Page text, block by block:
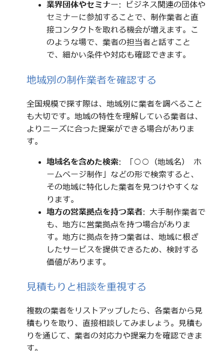
業界団体やセミナー: ビジネス関連の団体や
セミナーに参加することで、制作業者と直
接コンタクトを取れる機会が増えます。こ
のような場で、業者の担当者と話すこと
で、細かい条件や対応も確認できます。
地域別の制作業者を確認する
全国規模で探す際は、地域別に業者を調べること
も大切です。地域の特性を理解している業者は、
よりニーズに合った提案ができる場合がありま
す。
地域名を含めた検索: 「○○（地域名） ホ
ームページ制作」などの形で検索すると、
その地域に特化した業者を見つけやすくな
ります。
地方の営業拠点を持つ業者: 大手制作業者で
も、地方に営業拠点を持つ場合がありま
す。地方に拠点を持つ業者は、地域に根ざ
したサービスを提供できるため、検討する
価値があります。
見積もりと相談を重視する
複数の業者をリストアップしたら、各業者から見
積もりを取り、直接相談してみましょう。見積も
りを通じて、業者の対応力や提案力を確認できま
す。